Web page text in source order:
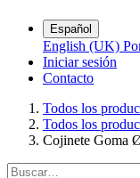
Español
English (UK)
Iniciar sesión
​Contacto
Todos los
Todos los
Cojinete Goma